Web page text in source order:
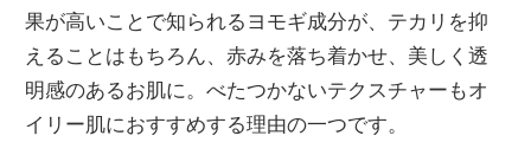
果が高いことで知られるヨモギ成分が、テカリを抑
えることはもちろん、赤みを落ち着かせ、美しく透
明感のあるお肌に。べたつかないテクスチャーもオ
イリー肌におすすめする理由の一つです。